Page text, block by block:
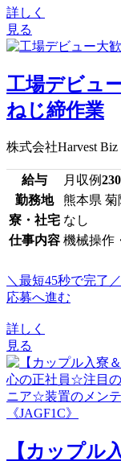
詳しく
見る
工場デビュ
ねじ締作業
株式会社Harvest
給与 月収例
勤務地
熊本県 菊
寮・社宅 なし
仕事内容 機械操作
＼最短45秒で完了／
応募へ進む
詳しく
見る
【カップル